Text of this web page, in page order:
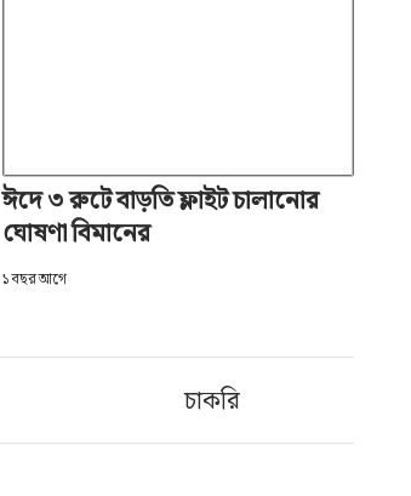
ঈদে ৩ রুটে বাড়তি ফ্লাইট চালানোর
ঘোষণা বিমানের
১ বছর আগে
চাকরি